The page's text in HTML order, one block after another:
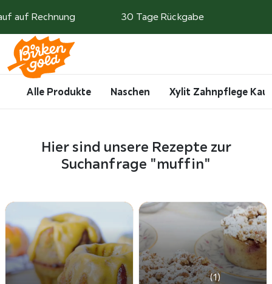
auf Rechnung 30 Tage Rückgabe
Alle Produkte Naschen Xylit Zahnpflege
Hier sind unsere Rezepte zur
Suchanfrage "muffin"
(1)